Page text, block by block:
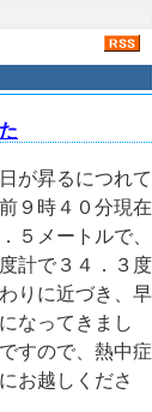
が昇るにつれて
９時４０分現在
５メートルで、
計で３４．３度
りに近づき、早
なってきまし
すので、熱中症
お越しくださ